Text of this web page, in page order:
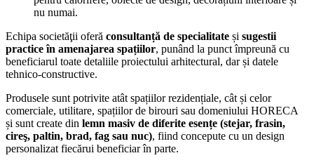
nu numai.
Echipa societăţii oferă consultanță de specialitate și sugestii
practice în amenajarea spațiilor, punând la punct împreună cu
beneficiarul toate detaliile proiectului arhitectural, dar și datele
tehnico-constructive.
Produsele sunt potrivite atât spațiilor rezidențiale, cât și celor
comerciale, utilitare, spațiilor de birouri sau domeniului HORECA
și sunt create din lemn masiv de diferite esențe (stejar, frasin,
cireş, paltin, brad, fag sau nuc), fiind concepute cu un design
personalizat fiecărui beneficiar în parte.